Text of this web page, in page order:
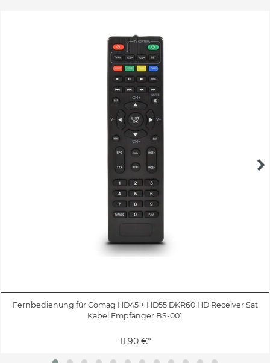
Fernbedienung für Comag HD45 + HD55 DKR60 HD Receiver Sat
Kabel Empfänger BS-001
11,90 €*